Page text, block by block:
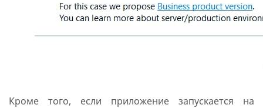
Кроме того, если приложение запускается на